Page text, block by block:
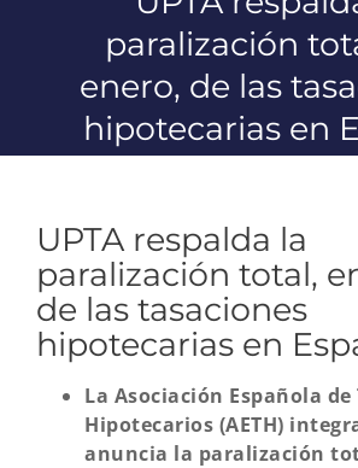
paralización
enero, de las
hipotecarias en
UPTA respalda la
paralización total,
de las tasaciones
hipotecarias en
La Asociación Española de
Hipotecarios (AETH)
anuncia la paralización